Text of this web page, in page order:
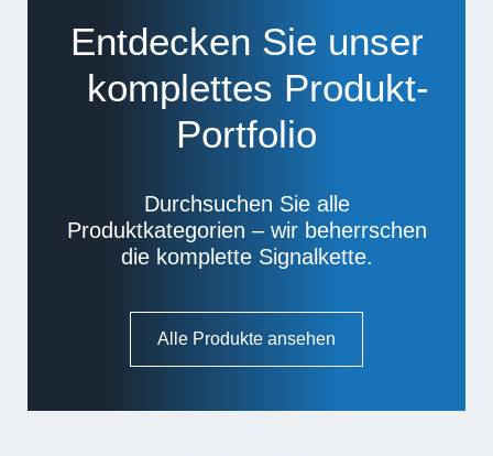
Entdecken Sie unser
komplettes Produkt-
Portfolio
Durchsuchen Sie alle
Produktkategorien – wir beherrschen
die komplette Signalkette.
Alle Produkte ansehen